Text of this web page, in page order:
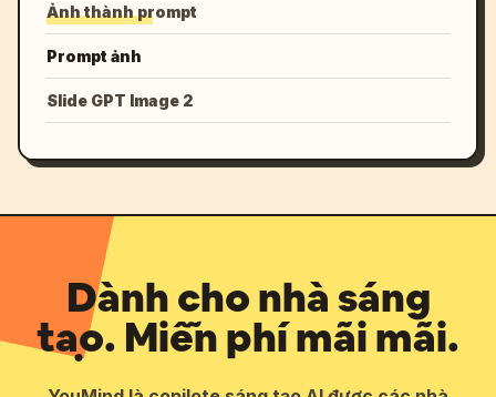
Ảnh thành prompt
Prompt ảnh
Slide GPT Image 2
Dành cho nhà sáng
tạo. Miễn phí mãi mãi.